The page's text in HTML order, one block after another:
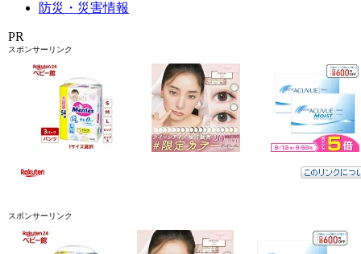
防災・災害情報
PR
スポンサーリンク
スポンサーリンク